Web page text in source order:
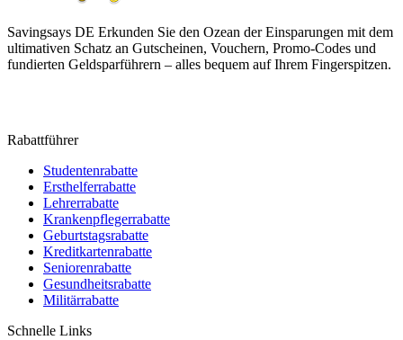
Savingsays DE Erkunden Sie den Ozean der Einsparungen mit dem
ultimativen Schatz an Gutscheinen, Vouchern, Promo-Codes und
fundierten Geldsparführern – alles bequem auf Ihrem Fingerspitzen.
Rabattführer
Studentenrabatte
Ersthelferrabatte
Lehrerrabatte
Krankenpflegerrabatte
Geburtstagsrabatte
Kreditkartenrabatte
Seniorenrabatte
Gesundheitsrabatte
Militärrabatte
Schnelle Links